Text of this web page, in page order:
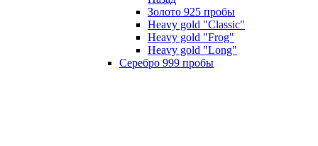
Золото 925 пробы
Heavy gold "Classic"
Heavy gold "Frog"
Heavy gold "Long"
Серебро 999 пробы